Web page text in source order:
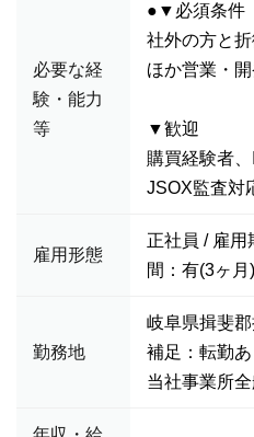
必要な経
験・能力
等
●▼必須条件
社外の方と
ほか営業・
▼歓迎
購買経験者、
JSOX監査対
雇用形態
正社員 / 雇用
間：有(3ヶ月)
勤務地
岐阜県揖斐
補足：転勤
当社事業所全